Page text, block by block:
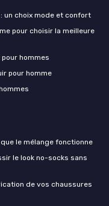
un choix mode et confort
pour choisir la meilleure
hommes
pour homme
le mélange fonctionne
le look no-socks sans
de vos chaussures